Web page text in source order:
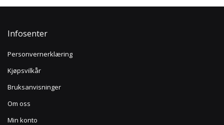
Infosenter
Personvernerklæring
Kjøpsvilkår
Bruksanvisninger
Om oss
Min konto